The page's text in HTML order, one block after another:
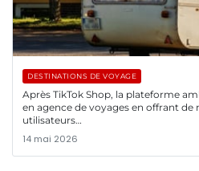
DESTINATIONS DE VOYAGE
Après TikTok Shop, la plateforme
en agence de voyages en offrant de
utilisateurs…
14 mai 2026